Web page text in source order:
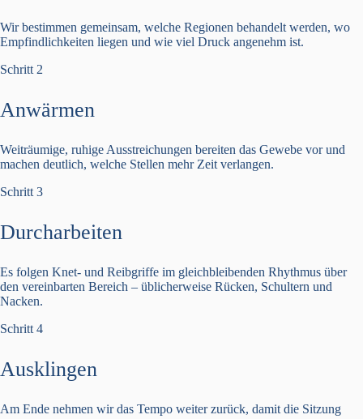
Wir bestimmen gemeinsam, welche Regionen behandelt werden, wo
Empfindlichkeiten liegen und wie viel Druck angenehm ist.
Schritt 2
Anwärmen
Weiträumige, ruhige Ausstreichungen bereiten das Gewebe vor und
machen deutlich, welche Stellen mehr Zeit verlangen.
Schritt 3
Durcharbeiten
Es folgen Knet- und Reibgriffe im gleichbleibenden Rhythmus über
den vereinbarten Bereich – üblicherweise Rücken, Schultern und
Nacken.
Schritt 4
Ausklingen
Am Ende nehmen wir das Tempo weiter zurück, damit die Sitzung